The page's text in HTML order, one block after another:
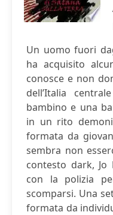
Un uomo fuori
ha acquisito
conosce e non
dell’Italia
bambino e una
in un rito
formata da
sembra non
contesto dark, Jo
con la polizia
scomparsi. Una
formata da